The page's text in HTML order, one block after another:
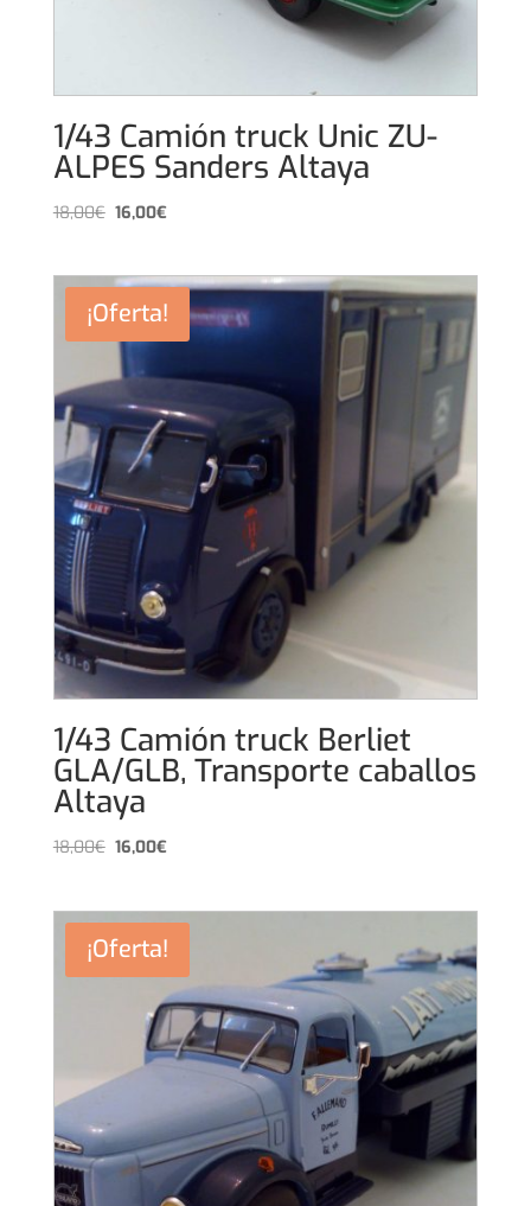
1/43 Camión truck Unic ZU-
ALPES Sanders Altaya
18,00€El
era:
18,00€.
16,00€El
es:
16,00€.
¡Oferta!
1/43 Camión truck Berliet
GLA/GLB, Transporte caballos
Altaya
18,00€El
era:
18,00€.
16,00€El
es:
16,00€.
¡Oferta!